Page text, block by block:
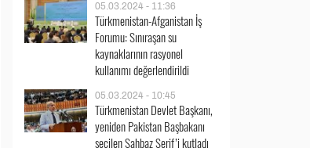
05.03.2024 - 11:36
Türkmenistan-Afganistan İş
Forumu: Sınıraşan su
kaynaklarının rasyonel
kullanımı değerlendirildi
05.03.2024 - 10:45
Türkmenistan Devlet Başkanı,
yeniden Pakistan Başbakanı
seçilen Şahbaz Şerif’i kutladı